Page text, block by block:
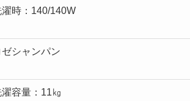
濯時：140/140W
ゼシャンパン
容量：11㎏